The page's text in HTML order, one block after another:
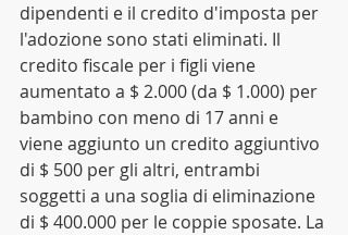
dipendenti e il credito d'imposta per
l'adozione sono stati eliminati. Il
credito fiscale per i figli viene
aumentato a $ 2.000 (da $ 1.000) per
bambino con meno di 17 anni e
viene aggiunto un credito aggiuntivo
di $ 500 per gli altri, entrambi
soggetti a una soglia di eliminazione
di $ 400.000 per le coppie sposate. La